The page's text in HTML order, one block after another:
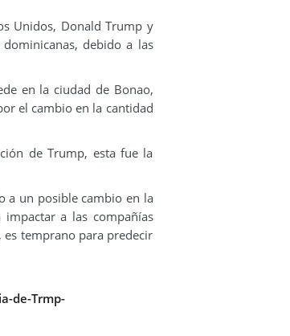
Unidos, Donald Trump y
debido a las
en la ciudad de Bonao,
el cambio en la cantidad
de Trump, esta fue la
a un posible cambio en la
a las compañías
temprano para predecir
de-Trmp-